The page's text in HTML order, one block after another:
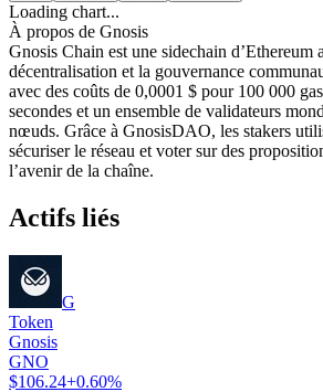
Loading chart...
À propos de Gnosis
Gnosis Chain est une sidechain d’Ethereum
décentralisation et la gouvernance
avec des coûts de 0,0001 $ pour 100 000
secondes et un ensemble de validateurs
nœuds. Grâce à GnosisDAO, les stakers
sécuriser le réseau et voter sur des
l’avenir de la chaîne.
Actifs liés
G
Token
Gnosis
GNO
$106.24+0.60%